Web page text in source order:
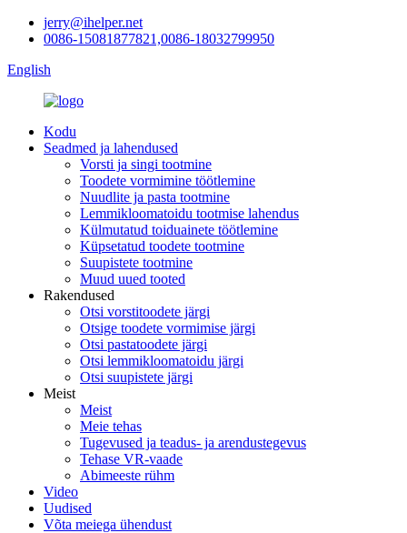
jerry@ihelper.net
0086-15081877821,0086-18032799950
English
Kodu
Seadmed ja lahendused
Vorsti ja singi tootmine
Toodete vormimine töötlemine
Nuudlite ja pasta tootmine
Lemmikloomatoidu tootmise lahendus
Külmutatud toiduainete töötlemine
Küpsetatud toodete tootmine
Suupistete tootmine
Muud uued tooted
Rakendused
Otsi vorstitoodete järgi
Otsige toodete vormimise järgi
Otsi pastatoodete järgi
Otsi lemmikloomatoidu järgi
Otsi suupistete järgi
Meist
Meist
Meie tehas
Tugevused ja teadus- ja arendustegevus
Tehase VR-vaade
Abimeeste rühm
Video
Uudised
Võta meiega ühendust